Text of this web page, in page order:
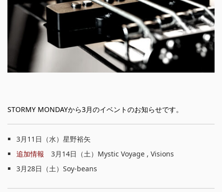
STORMY MONDAYから3月のイベントのお知らせです。
3月11日（水）星野裕矢
追加情報3月14日（土）Mystic Voyage , Visions
3月28日（土）Soy-beans